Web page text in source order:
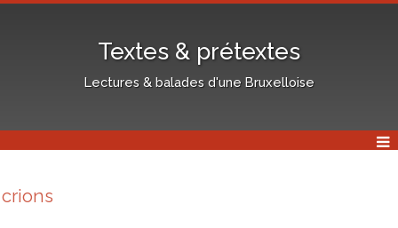
Textes & prétextes
Lectures & balades d'une Bruxelloise
crions